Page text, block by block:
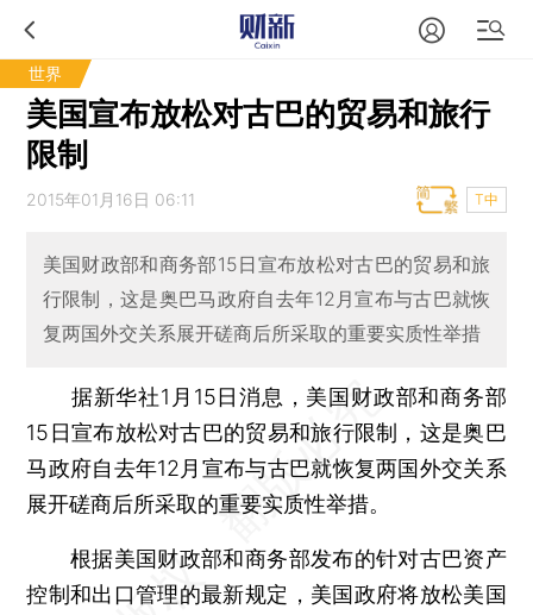
世界
美国宣布放松对古巴的贸易和旅行
限制
2015年01月16日 06:11 T中
美国财政部和商务部15日宣布放松对古巴的贸易和旅
行限制，这是奥巴马政府自去年12月宣布与古巴就恢
复两国外交关系展开磋商后所采取的重要实质性举措
据新华社1月15日消息，美国财政部和商务部
15日宣布放松对古巴的贸易和旅行限制，这是奥巴
马政府自去年12月宣布与古巴就恢复两国外交关系
展开磋商后所采取的重要实质性举措。
根据美国财政部和商务部发布的针对古巴资产
控制和出口管理的最新规定，美国政府将放松美国